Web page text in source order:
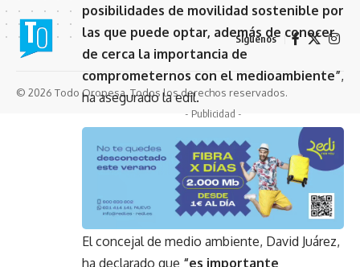
posibilidades de movilidad sostenible por
las que puede optar, además de conocer
de cerca la importancia de
comprometernos con el medioambiente”,
ha asegurado la edil.
- Publicidad -
El concejal de medio ambiente, David Juárez,
ha declarado que “es importante
Síguenos
© 2026 Todo Oropesa. Todos los derechos reservados.